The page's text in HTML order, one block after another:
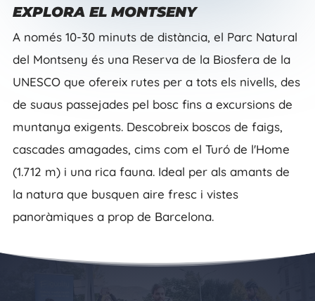
EXPLORA EL MONTSENY
A només 10-30 minuts de distància, el Parc Natural
del Montseny és una Reserva de la Biosfera de la
UNESCO que ofereix rutes per a tots els nivells, des
de suaus passejades pel bosc fins a excursions de
muntanya exigents. Descobreix boscos de faigs,
cascades amagades, cims com el Turó de l'Home
(1.712 m) i una rica fauna. Ideal per als amants de
la natura que busquen aire fresc i vistes
panoràmiques a prop de Barcelona.